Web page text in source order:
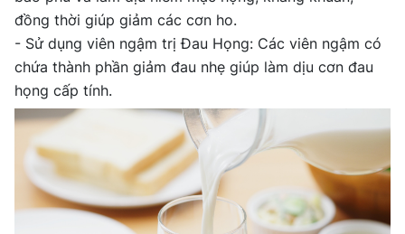
đồng thời giúp giảm các cơn ho.
- Sử dụng viên ngậm trị Đau Họng: Các viên ngậm có
chứa thành phần giảm đau nhẹ giúp làm dịu cơn đau
họng cấp tính.